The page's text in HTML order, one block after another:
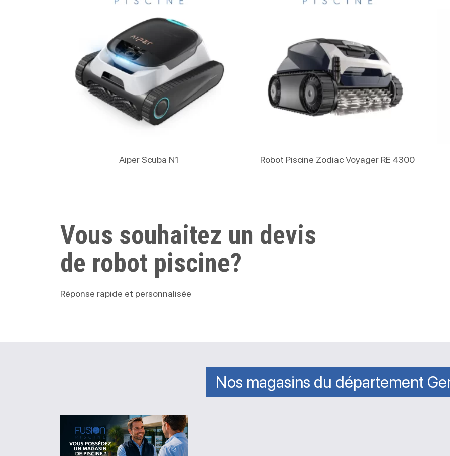
Aiper Scuba N1 Robot Piscine Zodiac Voyager RE 4300
Vous souhaitez un devis
de robot piscine?
Réponse rapide et personnalisée
Nos magasins du département
Vous
possédez